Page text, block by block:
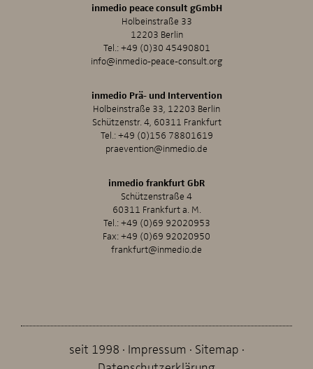
inmedio peace consult gGmbH
Holbeinstraße 33
12203 Berlin
Tel.:+49 (0)30 45490801
info@inmedio-peace-consult.org
inmedio Prä- und Intervention
Holbeinstraße 33, 12203 Berlin
Schützenstr. 4, 60311 Frankfurt
Tel.:+49 (0)156 78801619
praevention@inmedio.de
inmedio frankfurt GbR
Schützenstraße 4
60311 Frankfurt a. M.
Tel.:+49 (0)69 92020953
Fax: +49 (0)69 92020950
frankfurt@inmedio.de
seit 1998 Impressum Sitemap